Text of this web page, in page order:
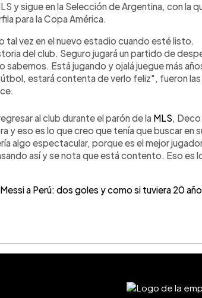
y sigue en la Selección de Argentina, con la
para la Copa América.
tal vez en el nuevo estadio cuando esté listo.
del club. Seguro jugará un partido de
sabemos. Está jugando y ojalá juegue más
estará contenta de verlo feliz", fueron las
al club durante el parón de la MLS, Deco
y eso es lo que creo que tenía que buscar en
algo espectacular, porque es el mejor
así y se nota que está contento. Eso es
a Perú: dos goles y como si tuviera 20